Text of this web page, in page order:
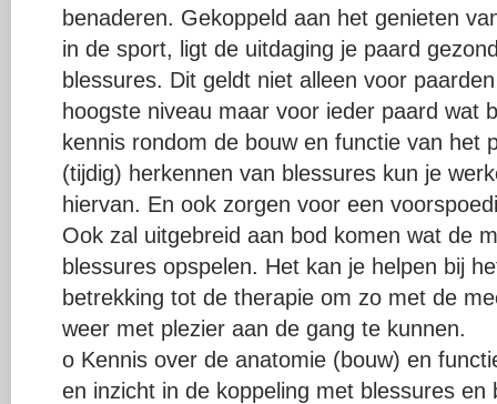
benaderen. Gekoppeld aan het genieten
in de sport, ligt de uitdaging je paard
blessures. Dit geldt niet alleen voor
hoogste niveau maar voor ieder paard wat
kennis rondom de bouw en functie van het
(tijdig) herkennen van blessures kun je
hiervan. En ook zorgen voor een
Ook zal uitgebreid aan bod komen wat de
blessures opspelen. Het kan je helpen bij
betrekking tot de therapie om zo met de
weer met plezier aan de gang te kunnen.
o Kennis over de anatomie (bouw) en
en inzicht in de koppeling met blessures en